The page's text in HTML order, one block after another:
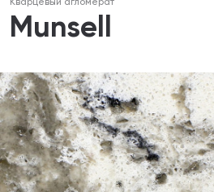
Кварцевый агломерат
Munsell
Email (необязательно)
Email (необязательно)